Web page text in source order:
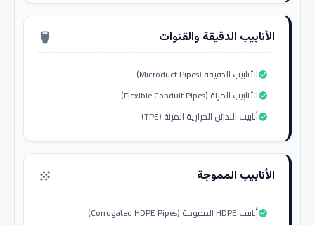
الأنابيب الدقيقة والقنوات settings_input_hdmi
الأنابيب الدقيقة (Microduct Pipes)check_circle
الأنابيب المرنة (Flexible Conduit Pipes)check_circle
أنابيب اللدائن الحرارية المرنة (TPE)check_circle
الأنابيب المموجة grain
أنابيب HDPE المموجة (Corrugated HDPE Pipes)check_circle